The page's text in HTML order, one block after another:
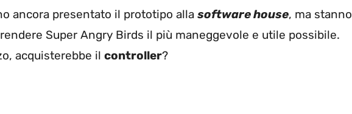
ancora presentato il prototipo alla software house, ma stanno
Super Angry Birds il più maneggevole e utile possibile.
acquisterebbe il controller?